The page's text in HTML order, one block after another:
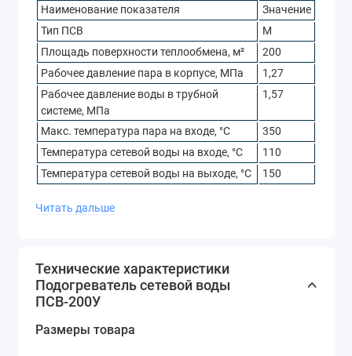
Наименование показателя
Значение
Тип ПСВ
М
Площадь поверхности теплообмена, м²
200
Рабочее давление пара в корпусе, МПа
1,27
Рабочее давление воды в трубной
системе, МПа
1,57
Макс. температура пара на входе, °С
350
Температура сетевой воды на входе, °С
110
Температура сетевой воды на выходе, °С
150
Расчётная теплопроизводительность,
Масса подогревателя, кг
Купить подогреватель
ПСВ-200У
Читать дальше
Технические характеристики
Подогреватель сетевой воды
ПСВ-200У
Размеры товара